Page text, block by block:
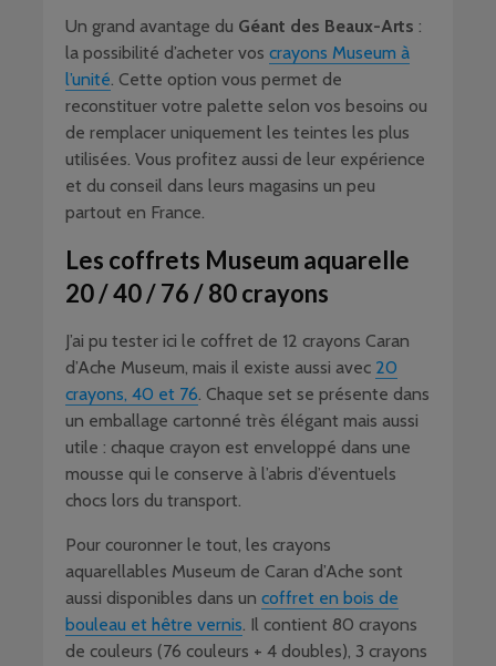
Un grand avantage du Géant des Beaux-Arts :
la possibilité d’acheter vos crayons Museum à
l’unité. Cette option vous permet de
reconstituer votre palette selon vos besoins ou
de remplacer uniquement les teintes les plus
utilisées. Vous profitez aussi de leur expérience
et du conseil dans leurs magasins un peu
partout en France.
Les coffrets Museum aquarelle
20 / 40 / 76 / 80 crayons
J’ai pu tester ici le coffret de 12 crayons Caran
d’Ache Museum, mais il existe aussi avec 20
crayons, 40 et 76. Chaque set se présente dans
un emballage cartonné très élégant mais aussi
utile : chaque crayon est enveloppé dans une
mousse qui le conserve à l’abris d’éventuels
chocs lors du transport.
Pour couronner le tout, les crayons
aquarellables Museum de Caran d’Ache sont
aussi disponibles dans un coffret en bois de
bouleau et hêtre vernis. Il contient 80 crayons
de couleurs (76 couleurs + 4 doubles), 3 crayons